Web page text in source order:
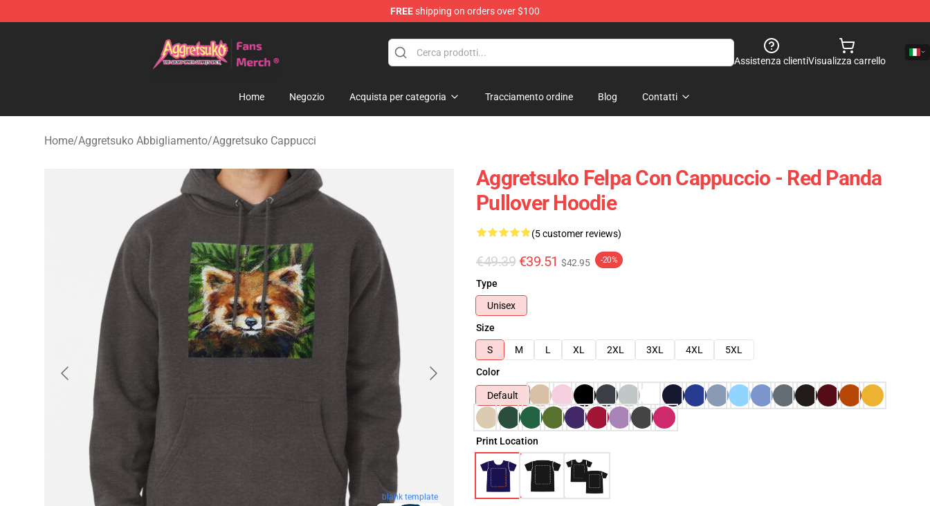
FREEshipping on orders over $100
Assistenza clientiVisualizza carrello
Home Negozio Acquista per categoria Tracciamento ordine Blog Contatti
Home/Aggretsuko Abbigliamento/Aggretsuko Cappucci
blank template
Aggretsuko Felpa Con Cappuccio - Red Panda
Pullover Hoodie
(5 customer reviews)
€49.39 €39.51 $42.95 -20%
Type
Unisex
Size
S
M L XL 2XL 3XL 4XL
5XL
Color
Default
Print Location